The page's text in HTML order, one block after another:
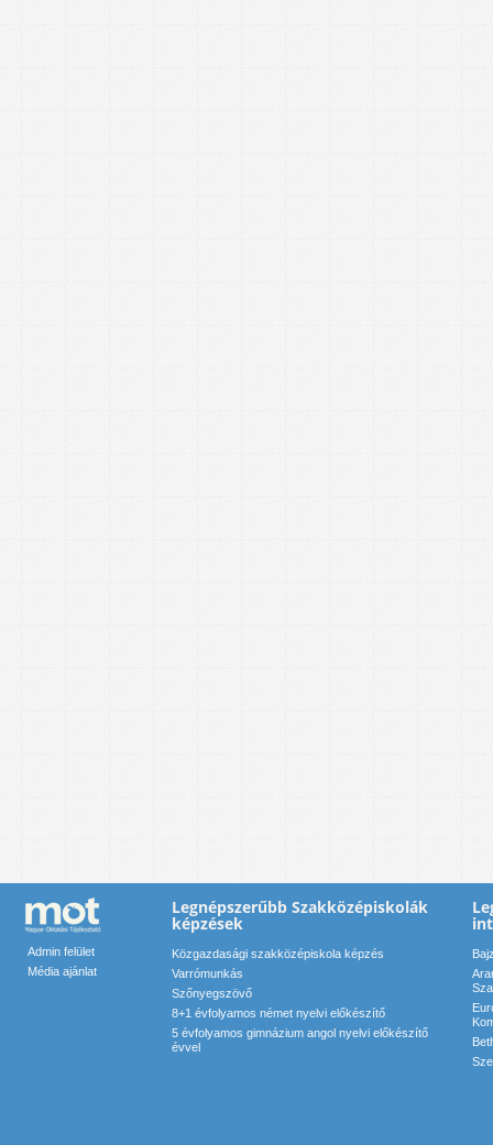
Admin felület
Média ajánlat
Legnépszerűbb Szakközépiskolák
képzések
Közgazdasági szakközépiskola képzés
Varrómunkás
Szőnyegszövő
8+1 évfolyamos német nyelvi előkészítő
5 évfolyamos gimnázium angol nyelvi előkészítő
évvel